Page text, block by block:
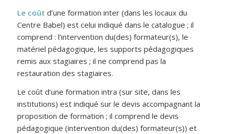
Le coût d’une formation inter (dans les locaux du
Centre Babel) est celui indiqué dans le catalogue ; il
comprend : l’intervention du(des) formateur(s), le
matériel pédagogique, les supports pédagogiques
remis aux stagiaires ; il ne comprend pas la
restauration des stagiaires.
Le coût d’une formation intra (sur site, dans les
institutions) est indiqué sur le devis accompagnant la
proposition de formation ; il comprend le devis
pédagogique (intervention du(des) formateur(s)) et